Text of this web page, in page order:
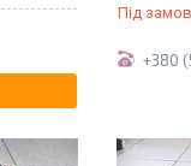
Під
+380